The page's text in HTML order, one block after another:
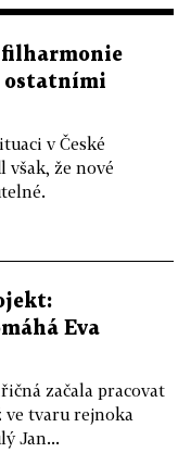
filharmonie
ostatními
v České
že nové
Eva
začala pracovat
tvaru rejnoka
Jan...